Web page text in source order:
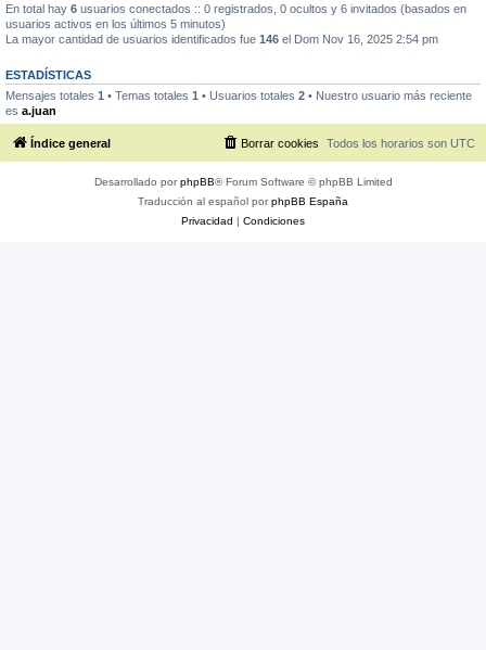
En total hay 6 usuarios conectados :: 0 registrados, 0 ocultos y 6 invitados (basados en
usuarios activos en los últimos 5 minutos)
La mayor cantidad de usuarios identificados fue 146 el Dom Nov 16, 2025 2:54 pm
ESTADÍSTICAS
Mensajes totales 1 • Temas totales 1 • Usuarios totales 2 • Nuestro usuario más reciente
es a.juan
Índice general Todos los horarios son UTC
Borrar cookies
Desarrollado porphpBB® Forum Software © phpBB Limited
Traducción al español porphpBB España
Privacidad | Condiciones